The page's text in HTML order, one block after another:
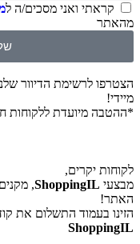
קראתי ואני מסכים/ה ל
מהאתר
הצטרפו לרשימת הדיוור
מיידי!
*ההטבה מיועדת ללקוחות
לקוחות יקרים,
מבצעי ShoppingIL
האתר!
הזינו בעמוד התשלום את
ShoppingIL